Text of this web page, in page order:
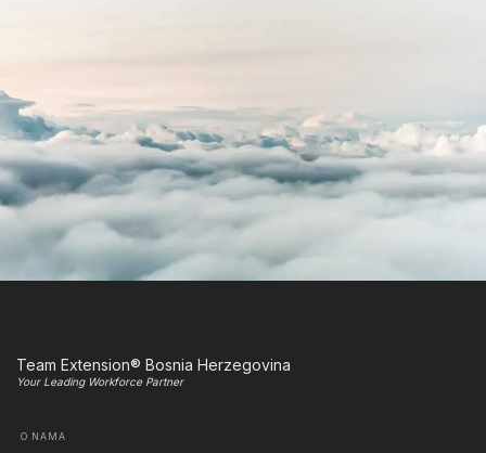
Team Extension® Bosnia Herzegovina
Your Leading Workforce Partner
O NAMA